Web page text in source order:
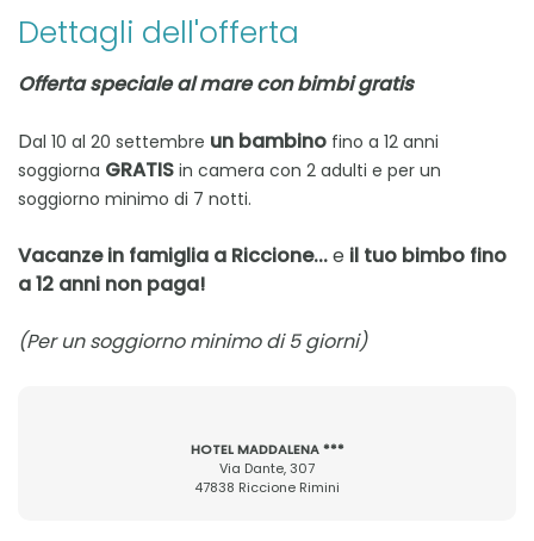
Dettagli dell'offerta
Offerta speciale al mare con bimbi gratis
Dal 10 al 20 settembre un bambino fino a 12 anni
soggiorna GRATIS in camera con 2 adulti e per un
soggiorno minimo di 7 notti.
Vacanze in famiglia a Riccione...e il tuo bimbo fino
a 12 anni non paga!
(Per un soggiorno minimo di 5 giorni)
HOTEL MADDALENA ***
Via Dante, 307
47838 Riccione Rimini